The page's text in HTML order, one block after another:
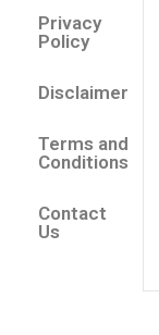
Privacy
Policy
Disclaimer
Terms and
Conditions
Contact
Us